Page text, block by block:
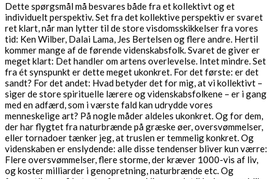
Dette spørgsmål må besvares både fra et kollektivt og et
individuelt perspektiv. Set fra det kollektive perspektiv er svaret
ret klart, når man lytter til de store visdomsskikkelser fra vores
tid: Ken Wilber, Dalai Lama, Jes Bertelsen og flere andre. Hertil
kommer mange af de førende videnskabsfolk. Svaret de giver er
meget klart: Det handler om artens overlevelse. Intet mindre. Set
fra ét synspunkt er dette meget ukonkret. For det første: er det
sandt? For det andet: Hvad betyder det for mig, at vi kollektivt –
siger de store spirituelle lærere og videnskabsfolkene – er i gang
med en adfærd, som i værste fald kan udrydde vores
menneskelige art? På nogle måder aldeles ukonkret. Og for dem,
der har flygtet fra naturbrænde på græske øer, oversvømmelser,
eller tornadoer tænker jeg, at truslen er temmelig konkret. Og
videnskaben er enslydende: alle disse tendenser bliver kun værre:
Flere oversvømmelser, flere storme, der kræver 1000-vis af liv,
og koster milliarder i genopretning, naturbrænde etc. Og